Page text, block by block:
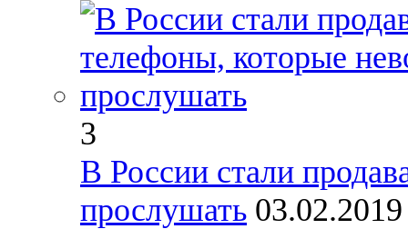
3
В России стали
прослушать 03.02.2019